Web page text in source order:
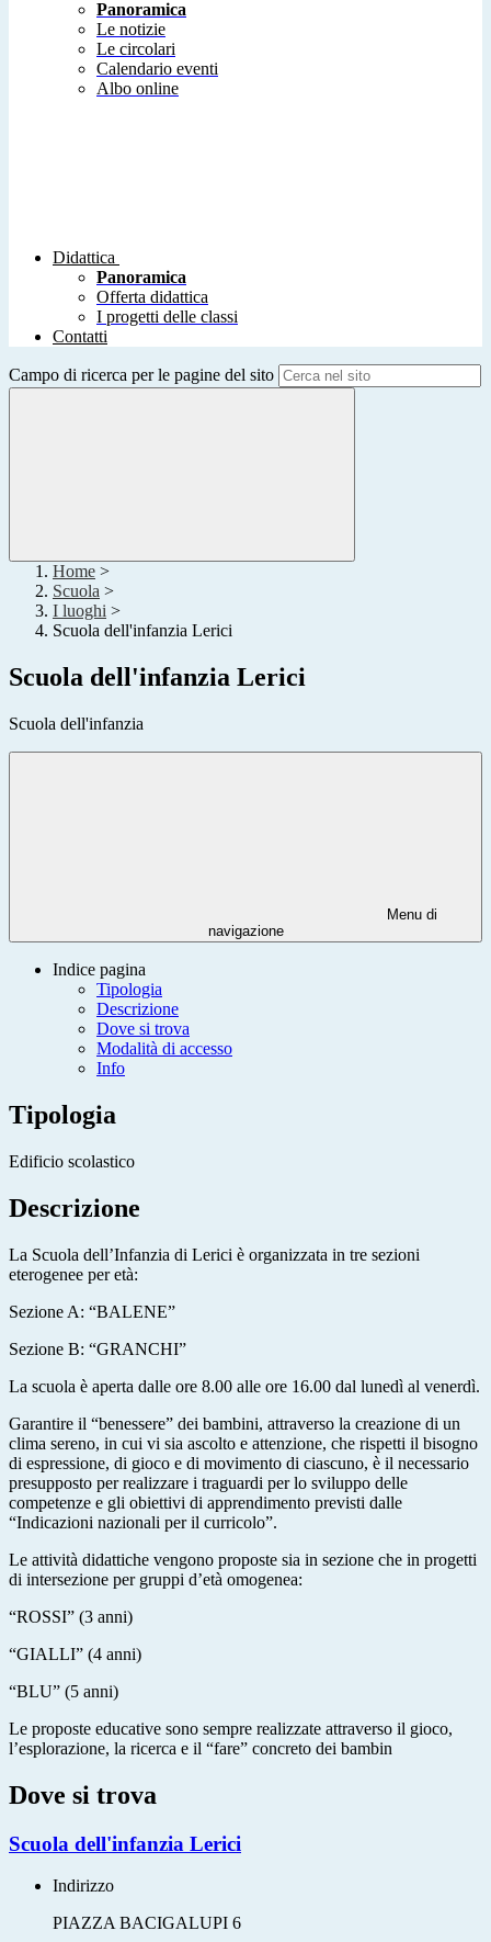
Panoramica
Le notizie
Le circolari
Calendario eventi
Albo online
Didattica
Panoramica
Offerta didattica
I progetti delle classi
Contatti
Campo di ricerca per le pagine del sito
Home >
Scuola >
I luoghi >
Scuola dell'infanzia Lerici
Scuola dell'infanzia Lerici
Scuola dell'infanzia
Menu di
navigazione
Indice pagina
Tipologia
Descrizione
Dove si trova
Modalità di accesso
Info
Tipologia
Edificio scolastico
Descrizione
La Scuola dell’Infanzia di Lerici è organizzata in tre sezioni
eterogenee per età:
Sezione A: “BALENE”
Sezione B: “GRANCHI”
La scuola è aperta dalle ore 8.00 alle ore 16.00 dal lunedì al venerdì.
Garantire il “benessere” dei bambini, attraverso la creazione di un
clima sereno, in cui vi sia ascolto e attenzione, che rispetti il bisogno
di espressione, di gioco e di movimento di ciascuno, è il necessario
presupposto per realizzare i traguardi per lo sviluppo delle
competenze e gli obiettivi di apprendimento previsti dalle
“Indicazioni nazionali per il curricolo”.
Le attività didattiche vengono proposte sia in sezione che in progetti
di intersezione per gruppi d’età omogenea:
“ROSSI” (3 anni)
“GIALLI” (4 anni)
“BLU” (5 anni)
Le proposte educative sono sempre realizzate attraverso il gioco,
l’esplorazione, la ricerca e il “fare” concreto dei bambin
Dove si trova
Scuola dell'infanzia Lerici
Indirizzo
PIAZZA BACIGALUPI 6